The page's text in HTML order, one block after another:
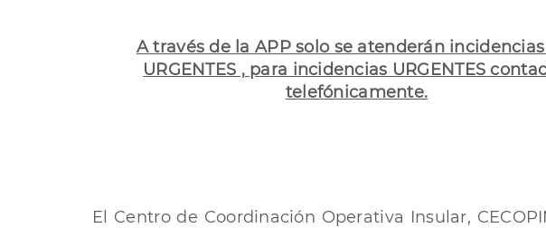
A través de la APP solo se atenderán
URGENTES , para incidencias URGENTES
telefónicamente.
El Centro de Coordinación Operativa Insular,